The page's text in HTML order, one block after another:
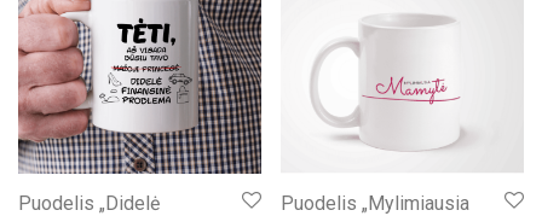
Puodelis „Didelė
Puodelis „Mylimiausia